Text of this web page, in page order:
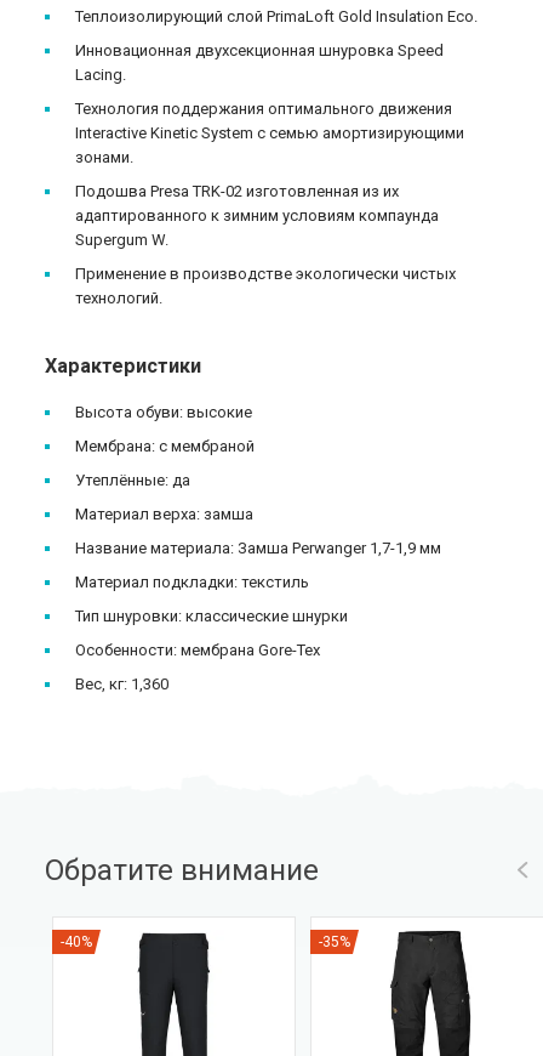
Теплоизолирующий слой PrimaLoft Gold Insulation Eco.
Инновационная двухсекционная шнуровка Speed
Lacing.
Технология поддержания оптимального движения
Interactive Kinetic System с семью амортизирующими
зонами.
Подошва Presa TRK-02 изготовленная из их
адаптированного к зимним условиям компаунда
Supergum W.
Применение в производстве экологически чистых
технологий.
Характеристики
Высота обуви: высокие
Мембрана: с мембраной
Утеплённые: да
Материал верха: замша
Название материала: Замша Perwanger 1,7-1,9 мм
Материал подкладки: текстиль
Тип шнуровки: классические шнурки
Особенности: мембрана Gore-Tex
Вес, кг: 1,360
Обратите внимание
-40% -35%